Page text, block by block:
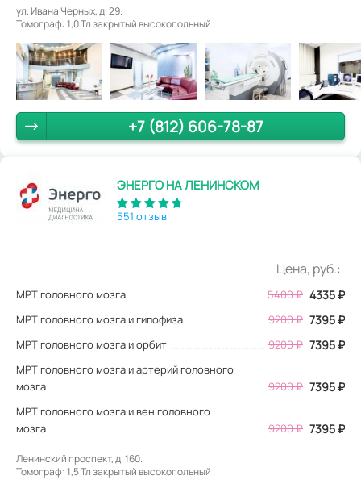
ул. Ивана Черных, д. 29.
Томограф: 1,0 Тл закрытый высокопольный
+7 (812) 606-78-87
ЭНЕРГО НА ЛЕНИНСКОМ
551 отзыв
Цена, руб.:
МРТ головного мозга 5400₽ 4335 ₽
МРТ головного мозга и гипофиза 9200 ₽ 7395 ₽
МРТ головного мозга и орбит 9200 ₽ 7395 ₽
МРТ головного мозга и артерий головного
мозга
9200 ₽ 7395 ₽
МРТ головного мозга и вен головного
мозга
9200 ₽ 7395 ₽
Ленинский проспект, д. 160.
Томограф: 1,5 Тл закрытый высокопольный